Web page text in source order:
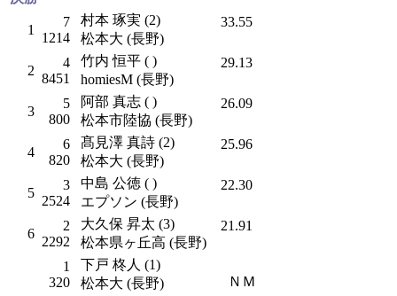
1
7
1214
村本 琢実 (2)
松本大 (長野)
33.55
2
4
8451
竹内 恒平 ( )
homiesM (長野)
29.13
3
5
800
阿部 真志 ( )
松本市陸協 (長野)
26.09
4
6
820
髙見澤 真詩 (2)
松本大 (長野)
25.96
5
3
2524
中島 公徳 ( )
エプソン (長野)
22.30
6
2
2292
大久保 昇太 (3)
松本県ヶ丘高 (長野)
21.91
1
320
下戸 柊人 (1)
松本大 (長野)
ＮＭ